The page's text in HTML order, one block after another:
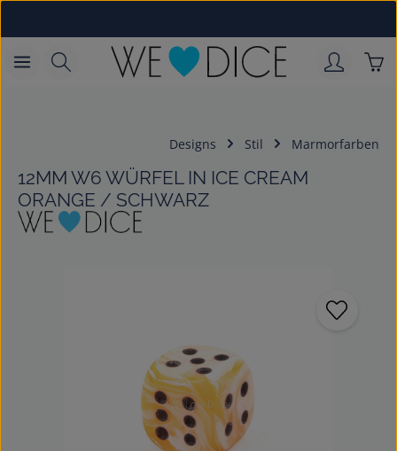
Designs Stil Marmorfarben
12MM W6 WÜRFEL IN ICE CREAM
ORANGE / SCHWARZ